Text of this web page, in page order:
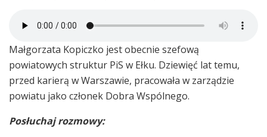
Małgorzata Kopiczko jest obecnie szefową
powiatowych struktur PiS w Ełku. Dziewięć lat temu,
przed karierą w Warszawie, pracowała w zarządzie
powiatu jako członek Dobra Wspólnego.
Posłuchaj rozmowy: